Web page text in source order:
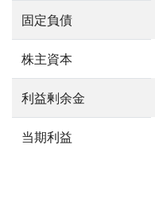
固定負債
株主資本
利益剰余金
当期利益